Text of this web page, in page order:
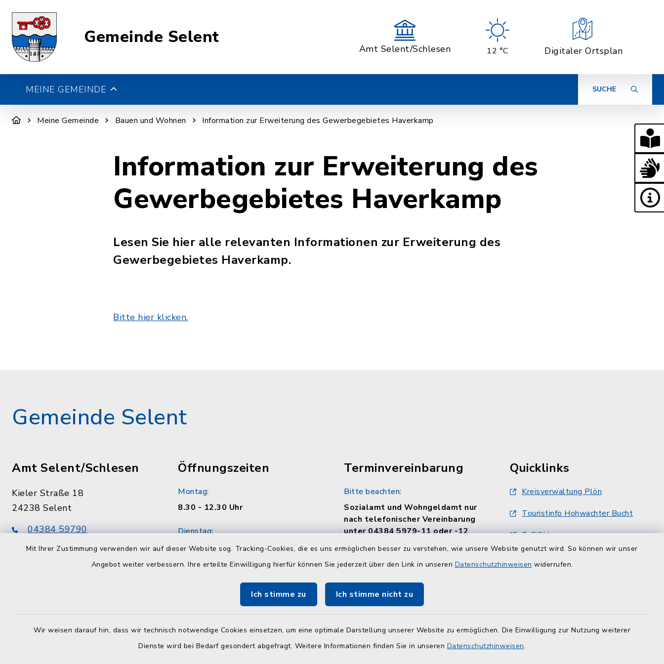
Mit Ihrer Zustimmung verwenden wir auf dieser Website sog. Tracking-Cookies, die es uns ermöglichen besser zu verstehen, wie unsere Website genutzt wird. So können wir unser
Angebot weiter verbessern. Ihre erteilte Einwilligung hierfür können Sie jederzeit über den Link in unseren Datenschutzhinweisen widerrufen.
Ich stimme zu Ich stimme nicht zu
Wir weisen darauf hin, dass wir technisch notwendige Cookies einsetzen, um eine optimale Darstellung unserer Website zu ermöglichen. Die Einwilligung zur Nutzung weiterer
Dienste wird bei Bedarf gesondert abgefragt. Weitere Informationen finden Sie in unseren Datenschutzhinweisen.
Gemeinde Selent
Amt Selent/Schlesen 12 °C Digitaler Ortsplan
MEINE GEMEINDE SUCHE
Meine Gemeinde Bauen und Wohnen Information zur Erweiterung des Gewerbegebietes Haverkamp
Information zur Erweiterung des
Gewerbegebietes Haverkamp
Lesen Sie hier alle relevanten Informationen zur Erweiterung des
Gewerbegebietes Haverkamp.
Bitte hier klicken.
Gemeinde Selent
Amt Selent/Schlesen
Kieler Straße 18
24238 Selent
04384 59790
04384 597979
info@amt-selent-schlesen.de
Öffnungszeiten
Montag:
8.30 - 12.30 Uhr
Dienstag:
7.00 - 12.30 Uhr
8.30 - 12.30 Uhr und 14.00 - 18.00
Terminvereinbarung
Bitte beachten:
Sozialamt und Wohngeldamt nur
nach telefonischer Vereinbarung
unter 04384 5979-11 oder -12
Quicklinks
Kreisverwaltung Plön
Touristinfo Hohwachter Bucht
ZuFiSH